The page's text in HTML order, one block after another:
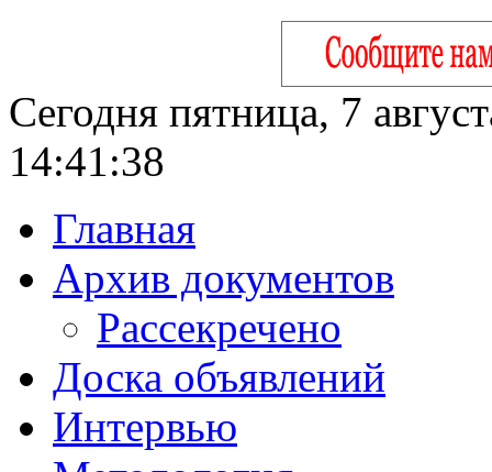
Сегодня пятница, 7
14:41:39
Главная
Архив документов
Рассекречено
Доска объявлений
Интервью